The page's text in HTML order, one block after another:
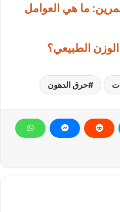
ما هي العوامل
الطبيعي؟
حرق الدهون